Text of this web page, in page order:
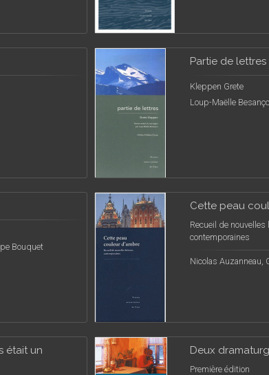
Partie de lettres
Kleppen Grete
Loup-Maëlle
Bouquet
Cette peau
Recueil de nouvelles
contemporaines
Nicolas Auzanneau,
était un
Deux
Première édition